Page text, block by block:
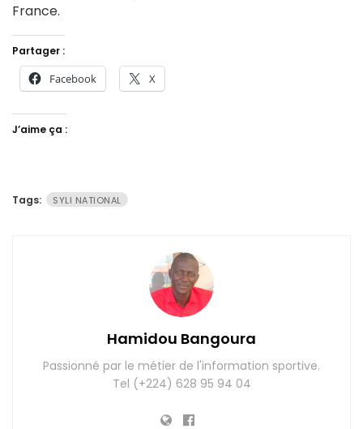
France.
Partager :
Facebook X
J’aime ça :
Tags: SYLI NATIONAL
Hamidou Bangoura
Passionné par le métier de l'information sportive.
Tel (+224) 628 95 94 04